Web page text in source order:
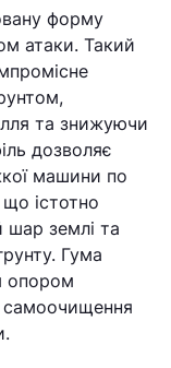
форму
атаки. Такий
та знижуючи
дозволяє
машини по
істотно
землі та
Гума
опором
самоочищення